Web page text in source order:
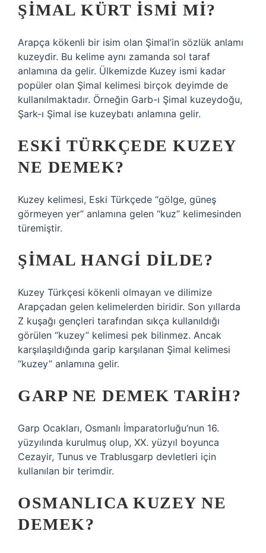
ŞIMAL KÜRT ISMI MI?
Arapça kökenli bir isim olan Şimal’in sözlük anlamı
kuzeydir. Bu kelime aynı zamanda sol taraf
anlamına da gelir. Ülkemizde Kuzey ismi kadar
popüler olan Şimal kelimesi birçok deyimde de
kullanılmaktadır. Örneğin Garb-ı Şimal kuzeydoğu,
Şark-ı Şimal ise kuzeybatı anlamına gelir.
ESKI TÜRKÇEDE KUZEY
NE DEMEK?
Kuzey kelimesi, Eski Türkçede “gölge, güneş
görmeyen yer” anlamına gelen “kuz” kelimesinden
türemiştir.
ŞIMAL HANGI DILDE?
Kuzey Türkçesi kökenli olmayan ve dilimize
Arapçadan gelen kelimelerden biridir. Son yıllarda
Z kuşağı gençleri tarafından sıkça kullanıldığı
görülen “kuzey” kelimesi pek bilinmez. Ancak
karşılaşıldığında garip karşılanan Şimal kelimesi
“kuzey” anlamına gelir.
GARP NE DEMEK TARIH?
Garp Ocakları, Osmanlı İmparatorluğu’nun 16.
yüzyılında kurulmuş olup, XX. yüzyıl boyunca
Cezayir, Tunus ve Trablusgarp devletleri için
kullanılan bir terimdir.
OSMANLICA KUZEY NE
DEMEK?